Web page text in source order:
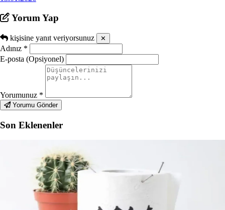
Yorum Yap
kişisine yanıt veriyorsunuz ✕
Adınız *
E-posta (Opsiyonel)
Yorumunuz *
Yorumu Gönder
Son Eklenenler